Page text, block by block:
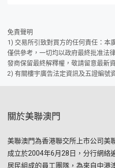
免責聲明
1) 交易所引致對買方的任何責任：本
僅供參考，一切均以政府最終批准法
發商保留最終解釋權，敬請留意最新
2) 有關樓宇廣告法定資訊及五證編號
關於美聯澳門
美聯澳門為香港聯交所上市公司美
成立於2004年6月28日，分行網絡
居民組成的員工團隊，為來自中港